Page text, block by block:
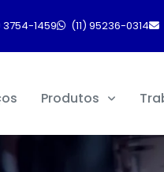
3754-1459 (11) 95236-0314
Produtos